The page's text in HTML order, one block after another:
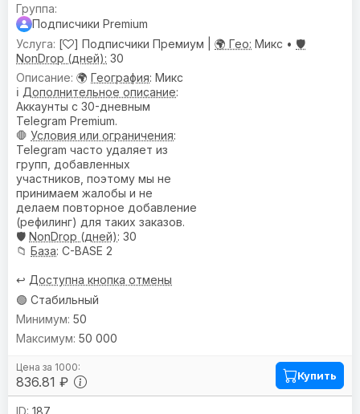
Подписчики Premium
[
] Подписчики Премиум | 🌍 Гео: Микс • 🛡️
NonDrop (дней): 30
🌍 География: Микс
ℹ️ Дополнительное описание:
Аккаунты с 30-дневным
Telegram Premium.
🛑 Условия или ограничения:
Telegram часто удаляет из
групп, добавленных
участников, поэтому мы не
принимаем жалобы и не
делаем повторное добавление
(рефилинг) для таких заказов.
🛡️ NonDrop (дней): 30
📁 База: C-BASE 2
↩️ Доступна кнопка отмены
🟢 Стабильный
836.81 ₽
50
50 000
Купить
187